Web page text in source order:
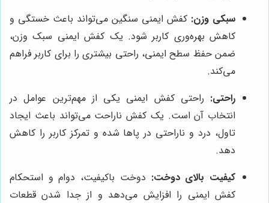
سبکی وزن: کفش ایمنی سنگین می‌تواند باعث خستگی و
کاهش بهره‌وری کاربر شود. یک کفش ایمنی سبک وزن،
ضمن حفظ سطح ایمنی، راحتی بیشتری را برای کاربر فراهم
می‌کند.
راحتی: راحتی کفش ایمنی یکی از مهم‌ترین عوامل در
انتخاب آن است. یک کفش ناراحت می‌تواند باعث ایجاد
تاول، درد و ناراحتی در پاها شده و تمرکز کاربر را کاهش
دهد.
کیفیت بالای دوخت: دوخت باکیفیت، دوام و استحکام
کفش ایمنی را افزایش می‌دهد و از جدا شدن قطعات